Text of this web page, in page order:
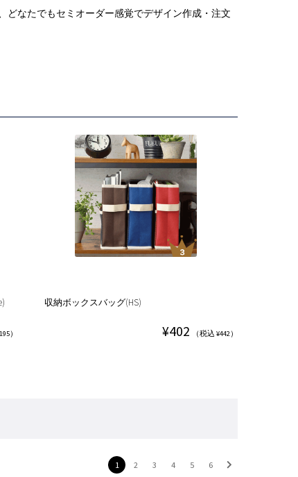
どなたでもセミオーダー感覚でデザイン作成・注文
）
収納ボックスバッグ(HS)
¥402 （税込 ¥442）
1 2 3 4 5 6